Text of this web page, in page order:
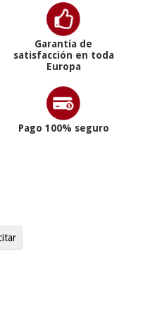
Garantía de
satisfacción en toda
Europa
Pago 100% seguro